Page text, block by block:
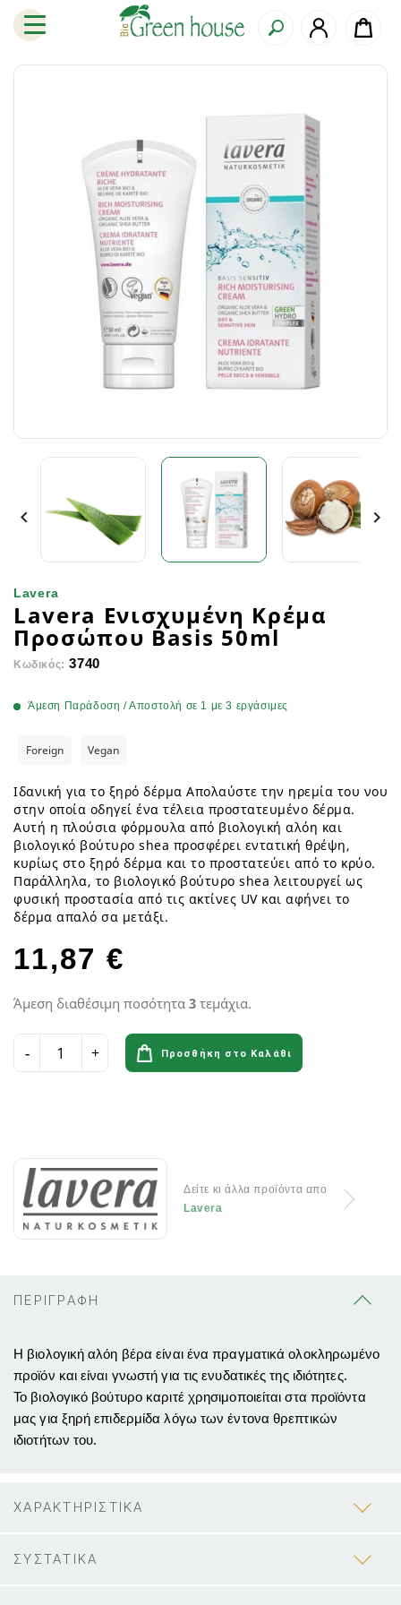
 
Lavera
Lavera Ενισχυμένη Κρέμα
Προσώπου Basis 50ml
Κωδικός: 3740
Άμεση Παράδοση / Αποστολή σε 1 με 3 εργάσιμες
Foreign Vegan
Ιδανική για το ξηρό δέρμα Απολαύστε την ηρεμία του νου
στην οποία οδηγεί ένα τέλεια προστατευμένο δέρμα.
Αυτή η πλούσια φόρμουλα από βιολογική αλόη και
βιολογικό βούτυρο shea προσφέρει εντατική θρέψη,
κυρίως στο ξηρό δέρμα και το προστατεύει από το κρύο.
Παράλληλα, το βιολογικό βούτυρο shea λειτουργεί ως
φυσική προστασία από τις ακτίνες UV και αφήνει το
δέρμα απαλό σα μετάξι.
11,87 €
Άμεση διαθέσιμη ποσότητα 3 τεμάχια.
Προσθήκη στο Καλάθι
Δείτε κι άλλα προϊόντα απο
Lavera
ΠΕΡΙΓΡΑΦΗ
Η βιολογική αλόη βέρα είναι ένα πραγματικά ολοκληρωμένο
προϊόν και είναι γνωστή για τις ενυδατικές της ιδιότητες.
Το βιολογικό βούτυρο καριτέ χρησιμοποιείται στα προϊόντα
μας για ξηρή επιδερμίδα λόγω των έντονα θρεπτικών
ιδιοτήτων του.
ΧΑΡΑΚΤΗΡΙΣΤΙΚΑ
ΣΥΣΤΑΤΙΚΑ